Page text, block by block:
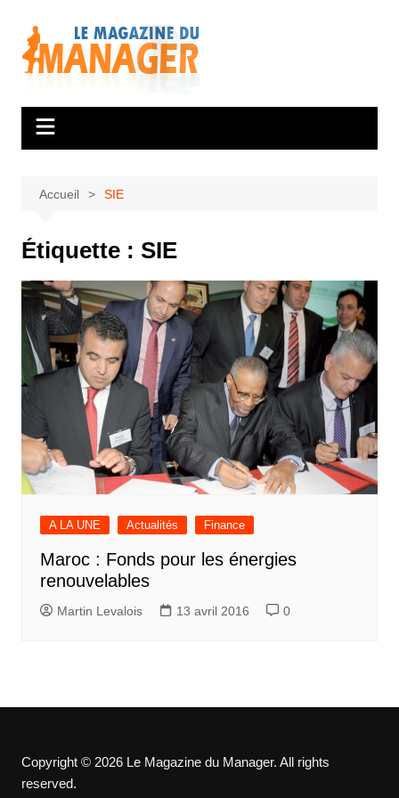
contenu
Accueil SIE
Étiquette : SIE
A LA UNE Actualités Finance
Maroc : Fonds pour les énergies
renouvelables
Martin Levalois 13 avril 2016 0
Copyright © 2026 Le Magazine du Manager. All rights
reserved.